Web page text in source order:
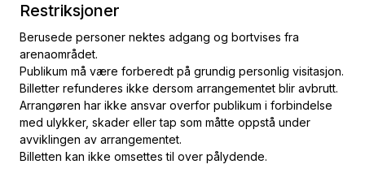
Restriksjoner
Berusede personer nektes adgang og bortvises fra
arenaområdet.
Publikum må være forberedt på grundig personlig visitasjon.
Billetter refunderes ikke dersom arrangementet blir avbrutt.
Arrangøren har ikke ansvar overfor publikum i forbindelse
med ulykker, skader eller tap som måtte oppstå under
avviklingen av arrangementet.
Billetten kan ikke omsettes til over pålydende.